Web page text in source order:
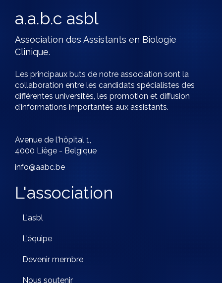
a.a.b.c asbl
Association des Assistants en Biologie
Clinique.
Les principaux buts de notre association sont la
collaboration entre les candidats spécialistes des
différentes universités, les promotion et diffusion
d’informations importantes aux assistants.
Avenue de l'hôpital 1,
4000 Liège - Belgique
info@aabc.be
L'association
L'asbl
L'équipe
Devenir membre
Nous soutenir